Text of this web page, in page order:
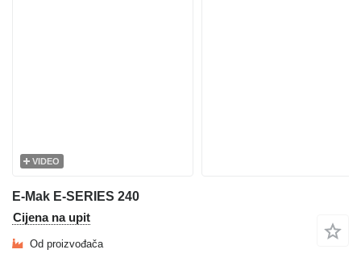
VIDEO
E-Mak E-SERIES 240
Cijena na upit
Od proizvođača